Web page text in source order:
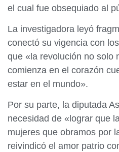
el cual fue obsequiado al
La investigadora leyó
conectó su vigencia con
que «la revolución no solo
comienza en el corazón
estar en el mundo».
Por su parte, la diputada
necesidad de «lograr que
mujeres que obramos por
reivindicó el amor patrio